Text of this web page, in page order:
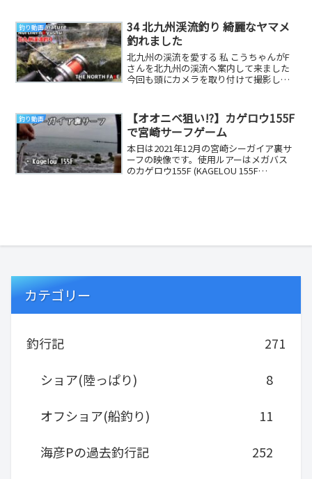
釣り動画
34 北九州渓流釣り 綺麗なヤマメ
釣れました
北九州の渓流を愛する 私 こうちゃんがF
さんを北九州の渓流へ案内して来ました
今回も頭にカメラを取り付けて撮影しま
釣り動画
【オオニベ狙い!?】カゲロウ155F
で宮崎サーフゲーム
本日は2021年12月の宮崎シーガイア裏サ
ーフの映像です。使用ルアーはメガバス
のカゲロウ155F (KAGELOU 155F
カテゴリー
釣行記
271
ショア(陸っぱり)
8
オフショア(船釣り)
11
海彦Pの過去釣行記
252